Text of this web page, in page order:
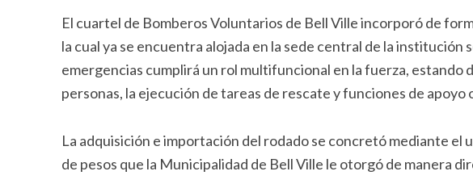
El cuartel de Bomberos Voluntarios de Bell Ville incorporó de
la cual ya se encuentra alojada en la sede central de la institución
emergencias cumplirá un rol multifuncional en la fuerza, estando
personas, la ejecución de tareas de rescate y funciones de
La adquisición e importación del rodado se concretó mediante el
de pesos que la Municipalidad de Bell Ville le otorgó de manera